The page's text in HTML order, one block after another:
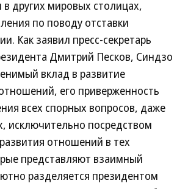
в других мировых столицах,
по поводу отставки
Как заявил пресс-секретарь
Дмитрий Песков, Синдзо
вклад в развитие
его приверженность
всех спорных вопросов, даже
исключительно посредством
отношений в тех
представляют взаимный
разделяется президентом